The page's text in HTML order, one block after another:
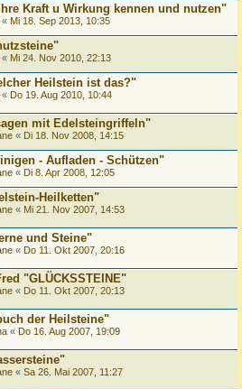
Kraft u Wirkung kennen und nutzen"
« Mi 18. Sep 2013, 10:35
« Mi 24. Nov 2010, 22:13
Heilstein ist das?"
« Do 19. Aug 2010, 10:44
mit Edelsteingriffeln"
« Di 18. Nov 2008, 14:15
- Aufladen - Schützen"
« Di 8. Apr 2008, 12:05
Heilketten"
« Mi 21. Nov 2007, 14:53
und Steine"
« Do 11. Okt 2007, 20:16
"GLÜCKSSTEINE"
« Do 11. Okt 2007, 20:13
der Heilsteine"
« Do 16. Aug 2007, 19:09
« Sa 26. Mai 2007, 11:27